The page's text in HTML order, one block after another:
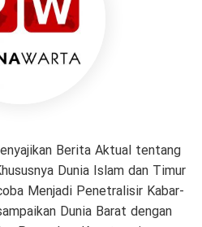
Berita Aktual tentang
Dunia Islam dan Timur
Menjadi Penetralisir Kabar-
Dunia Barat dengan